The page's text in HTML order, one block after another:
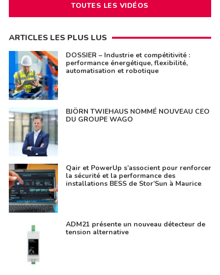
TOUTES LES VIDÉOS
ARTICLES LES PLUS LUS
DOSSIER – Industrie et compétitivité :
performance énergétique, flexibilité,
automatisation et robotique
BJÖRN TWIEHAUS NOMMÉ NOUVEAU CEO
DU GROUPE WAGO
Qair et PowerUp s’associent pour renforcer
la sécurité et la performance des
installations BESS de Stor’Sun à Maurice
ADM21 présente un nouveau détecteur de
tension alternative